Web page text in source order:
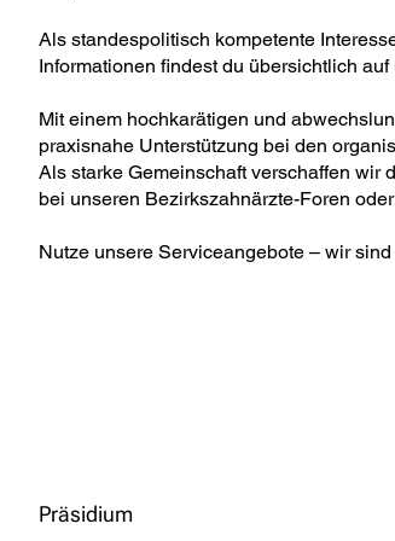
Als standespolitisch kompetente
Informationen findest du übersichtlich auf
Mit einem hochkarätigen und
praxisnahe Unterstützung bei den
Als starke Gemeinschaft verschaffen wir
bei unseren Bezirkszahnärzte-Foren
Nutze unsere Serviceangebote – wir
Präsidium